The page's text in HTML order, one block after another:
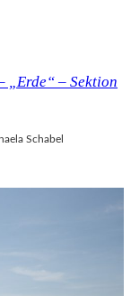
– Sektion
Schabel